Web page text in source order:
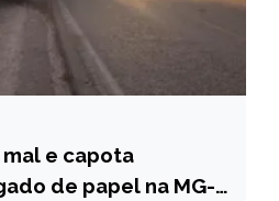
e capota
de papel na MG-